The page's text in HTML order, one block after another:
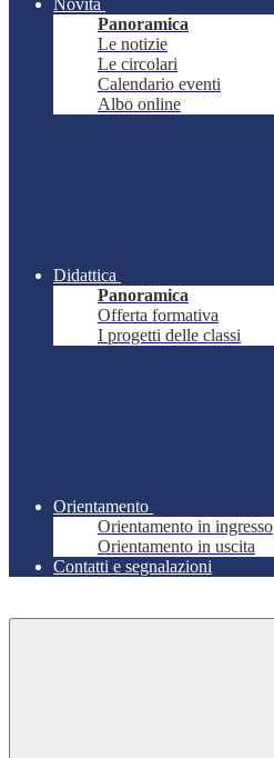
Novità
Panoramica
Le notizie
Le circolari
Calendario eventi
Albo online
Didattica
Panoramica
Offerta formativa
I progetti delle classi
Orientamento
Orientamento in ingresso
Orientamento in uscita
Contatti e segnalazioni